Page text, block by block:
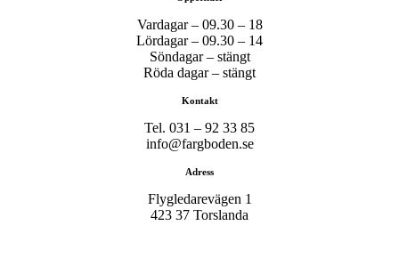
Vardagar – 09.30 – 18
Lördagar – 09.30 – 14
Söndagar – stängt
Röda dagar – stängt
Kontakt
Tel. 031 – 92 33 85
info@fargboden.se
Adress
Flygledarevägen 1
423 37 Torslanda